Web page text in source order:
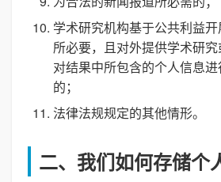
学术研究机构基于公共利益
所必要，且对外提供学术研究
对结果中所包含的个人信息
的；
法律法规规定的其他情形。
二、我们如何存储个